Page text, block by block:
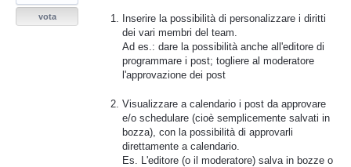
Inserire la possibilità di personalizzare i diritti
dei vari membri del team.
Ad es.: dare la possibilità anche all'editore di
programmare i post; togliere al moderatore
l'approvazione dei post
Visualizzare a calendario i post da approvare
e/o schedulare (cioè semplicemente salvati in
bozza), con la possibilità di approvarli
direttamente a calendario.
Es. L'editore (o il moderatore) salva in bozze o
vota